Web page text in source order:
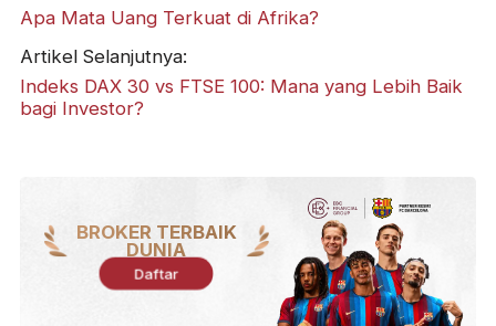
Apa Mata Uang Terkuat di Afrika?
Artikel Selanjutnya:
Indeks DAX 30 vs FTSE 100: Mana yang Lebih Baik
bagi Investor?
BROKER TERBAIK
DUNIA
Daftar